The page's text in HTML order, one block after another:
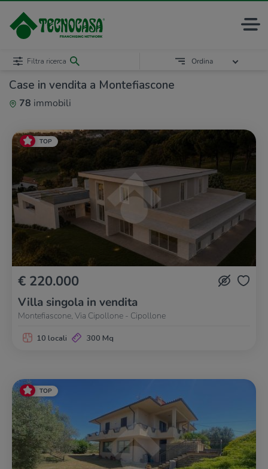
Case in vendita a Montefiascone
78 immobili
Filtra ricerca Ordina
TOP
€ 220.000
Villa singola in vendita
Montefiascone, Via Cipollone - Cipollone
10 locali 300 Mq
TOP